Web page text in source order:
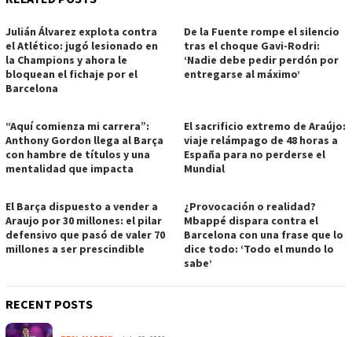
Julián Álvarez explota contra
el Atlético: jugó lesionado en
la Champions y ahora le
bloquean el fichaje por el
Barcelona
De la Fuente rompe el silencio
tras el choque Gavi-Rodri:
‘Nadie debe pedir perdón por
entregarse al máximo’
“Aquí comienza mi carrera”:
Anthony Gordon llega al Barça
con hambre de títulos y una
mentalidad que impacta
El sacrificio extremo de Araújo:
viaje relámpago de 48 horas a
España para no perderse el
Mundial
El Barça dispuesto a vender a
Araujo por 30 millones: el pilar
defensivo que pasó de valer 70
millones a ser prescindible
¿Provocación o realidad?
Mbappé dispara contra el
Barcelona con una frase que lo
dice todo: ‘Todo el mundo lo
sabe’
RECENT POSTS